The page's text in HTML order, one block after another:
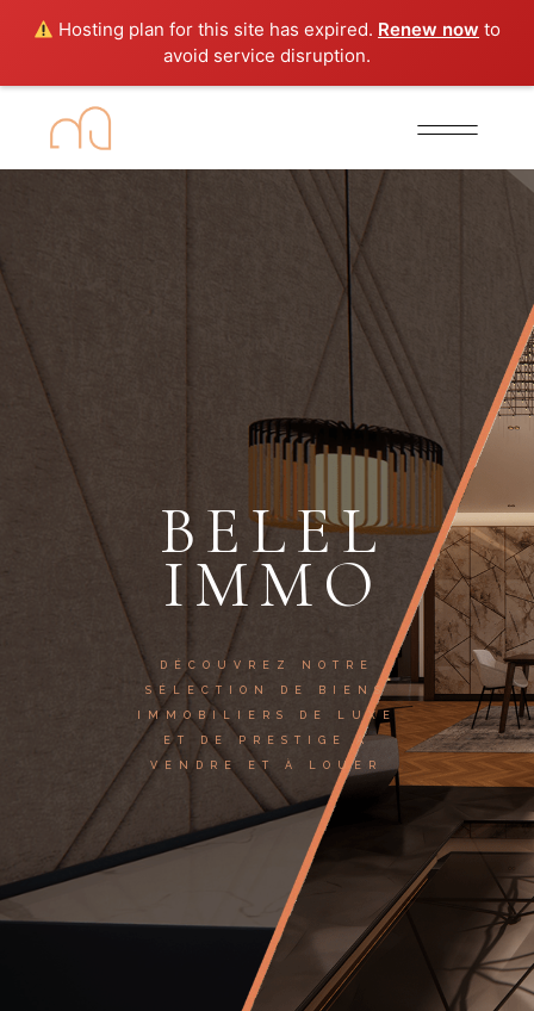
Hosting plan for this site has expired. Renew now to
avoid service disruption.
BELEL
IMMO
DÉCOUVREZ NOTRE
SÉLECTION DE BIENS
IMMOBILIERS DE LUXE
ET DE PRESTIGE À
VENDRE ET À LOUER